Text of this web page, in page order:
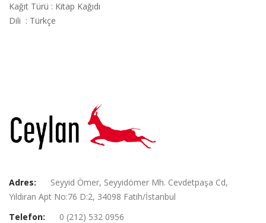
Kağıt Türü : Kitap Kağıdı
Dili : Türkçe
Adres:
Seyyid Ömer, Seyyidömer Mh. Cevdetpaşa Cd,
Yıldıran Apt No:76 D:2, 34098 Fatih/İstanbul
Telefon:
0 (212) 532 0956